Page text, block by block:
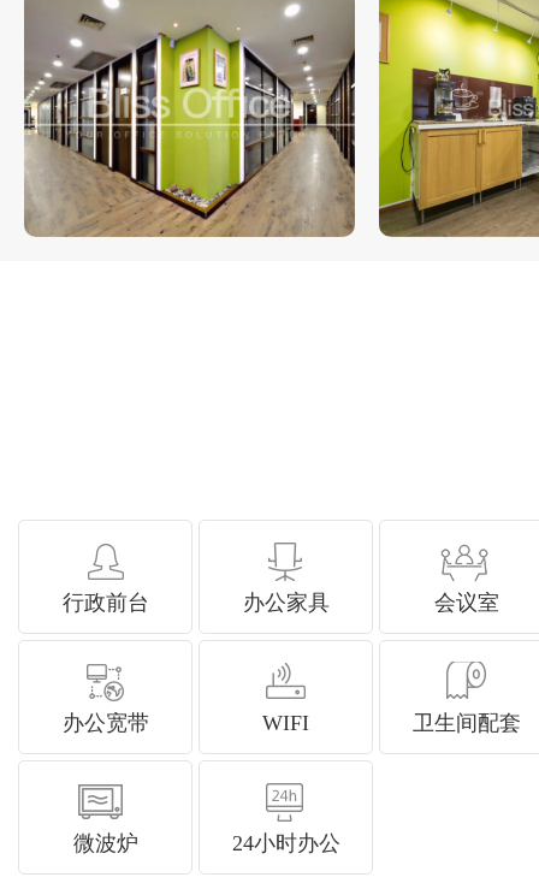
行政前台 办公家具 会议室
办公宽带 WIFI 卫生间配套
微波炉 24小时办公